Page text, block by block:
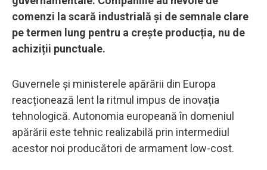
comenzi la scară industrială și de semnale clare
pe termen lung pentru a creşte producția, nu de
achiziții punctuale.
Guvernele și ministerele apărării din Europa
reacționează lent la ritmul impus de inovația
tehnologică. Autonomia europeană în domeniul
apărării este tehnic realizabilă prin intermediul
acestor noi producători de armament low-cost.